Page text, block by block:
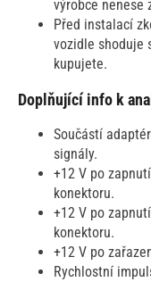
výrobce nenese
Před instalací
vozidle shoduje
kupujete.
Doplňující info k
Součástí
signály.
+12 V po
konektoru.
+12 V po
konektoru.
+12 V po
Rychlostní